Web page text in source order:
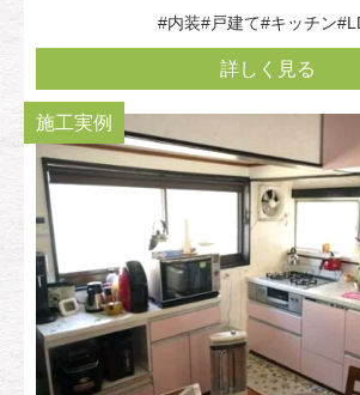
#内装#戸建て#キッチン
詳しく見る
施工実例